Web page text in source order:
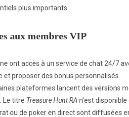
plus importants.
aux membres VIP
ont accès à un service de chat 24/7
proposer des bonus personnalisés.
plateformes lancent des versions
Le titre Treasure Hunt RA n’est
ou de poker en direct sont diffusées